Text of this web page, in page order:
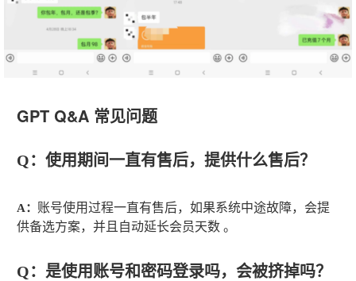
GPT Q&A 常见问题
Q：使用期间一直有售后，提供什么售后？
A： 账号使用过程一直有售后，如果系统中途故障，会提
供备选方案，并且自动延长会员天数 。
Q：是使用账号和密码登录吗，会被挤掉吗？